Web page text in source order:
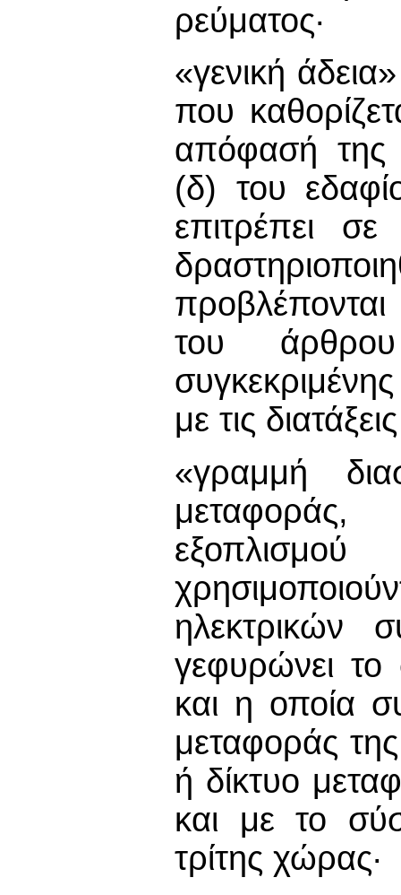
ρεύματος·
«γενική
που
απόφασή
(δ) του
επιτρέπει
προβλέπονται
του
με τις
«γραμμή
ηλεκτρικών
γεφυρώνει
και η οποία
μεταφοράς
ή δίκτυο
και με το
τρίτης χώρας·